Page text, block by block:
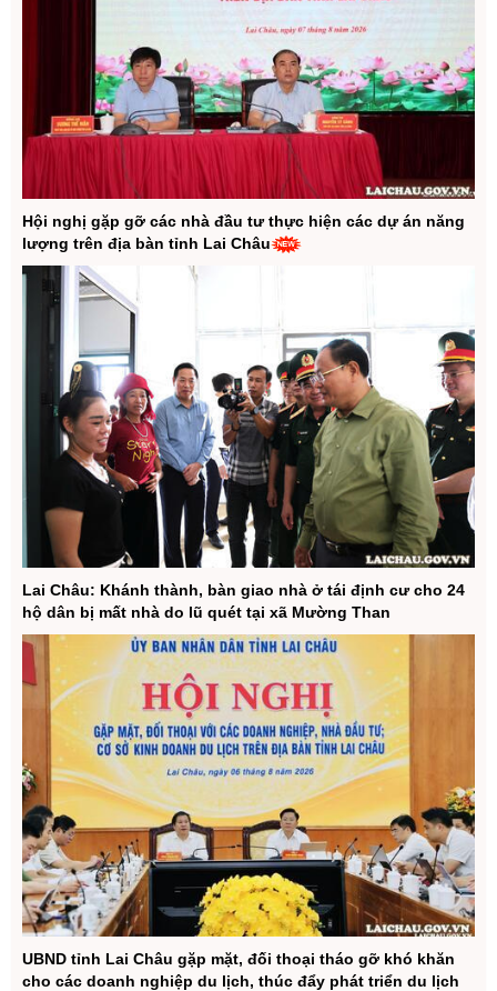
Lai Châu: Khánh thành, bàn giao nhà ở tái
định cư cho 24 hộ dân bị mất nhà do lũ
quét tại xã Mường Than
Hội nghị gặp gỡ các nhà đầu tư thực hiện các dự án năng
lượng trên địa bàn tỉnh Lai Châu
Lai Châu: Khánh thành, bàn giao nhà ở tái định cư cho 24
hộ dân bị mất nhà do lũ quét tại xã Mường Than
UBND tỉnh Lai Châu gặp mặt, đối thoại tháo gỡ khó khăn
cho các doanh nghiệp du lịch, thúc đẩy phát triển du lịch